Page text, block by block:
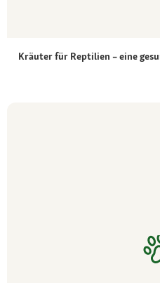
Kräuter für Reptilien – eine